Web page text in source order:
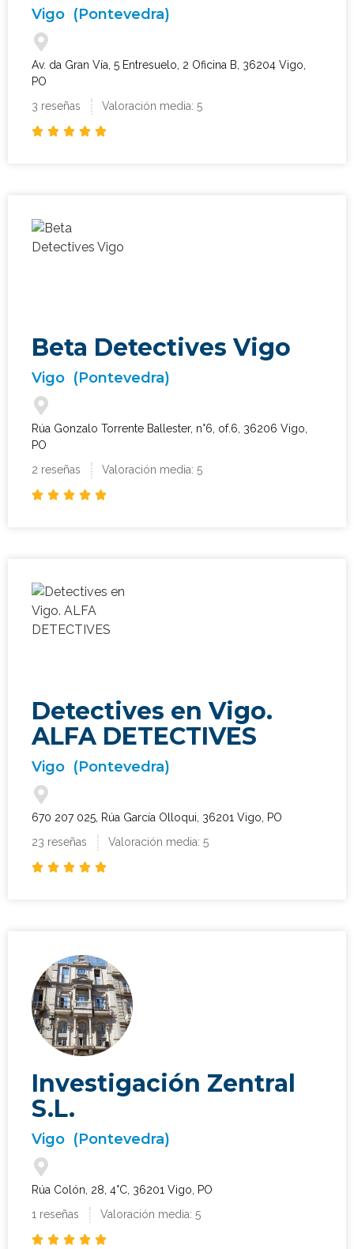
Vigo (Pontevedra)
Av. da Gran Vía, 5 Entresuelo, 2 Oficina B, 36204 Vigo,
PO
3 reseñas
Valoración media: 5
    
Beta Detectives Vigo
Vigo (Pontevedra)
Rúa Gonzalo Torrente Ballester, n°6, of.6, 36206 Vigo,
PO
2 reseñas
Valoración media: 5
    
Detectives en Vigo.
ALFA DETECTIVES
Vigo (Pontevedra)
670 207 025, Rúa García Olloqui, 36201 Vigo, PO
23 reseñas
Valoración media: 5
    
Investigación Zentral
S.L.
Vigo (Pontevedra)
Rúa Colón, 28, 4°C, 36201 Vigo, PO
1 reseñas
Valoración media: 5
    
¿Qué tipo de caso quieres investigar?